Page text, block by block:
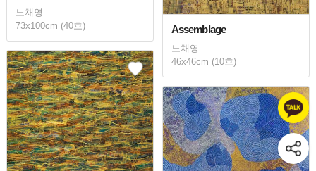
Assemblage
노채영
46x46cm (10호)
노채영
73x100cm (40호)